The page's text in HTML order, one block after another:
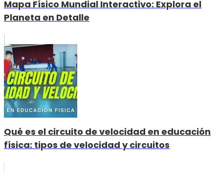
Mapa Físico Mundial Interactivo: Explora el
Planeta en Detalle
Qué es el circuito de velocidad en educación
física: tipos de velocidad y circuitos